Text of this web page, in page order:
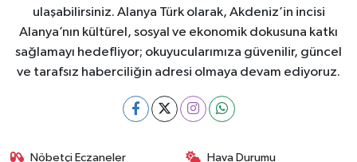
ulaşabilirsiniz. Alanya Türk olarak, Akdeniz’in incisi
Alanya’nın kültürel, sosyal ve ekonomik dokusuna katkı
sağlamayı hedefliyor; okuyucularımıza güvenilir, güncel
ve tarafsız haberciliğin adresi olmaya devam ediyoruz.
Nöbetçi Eczaneler Hava Durumu